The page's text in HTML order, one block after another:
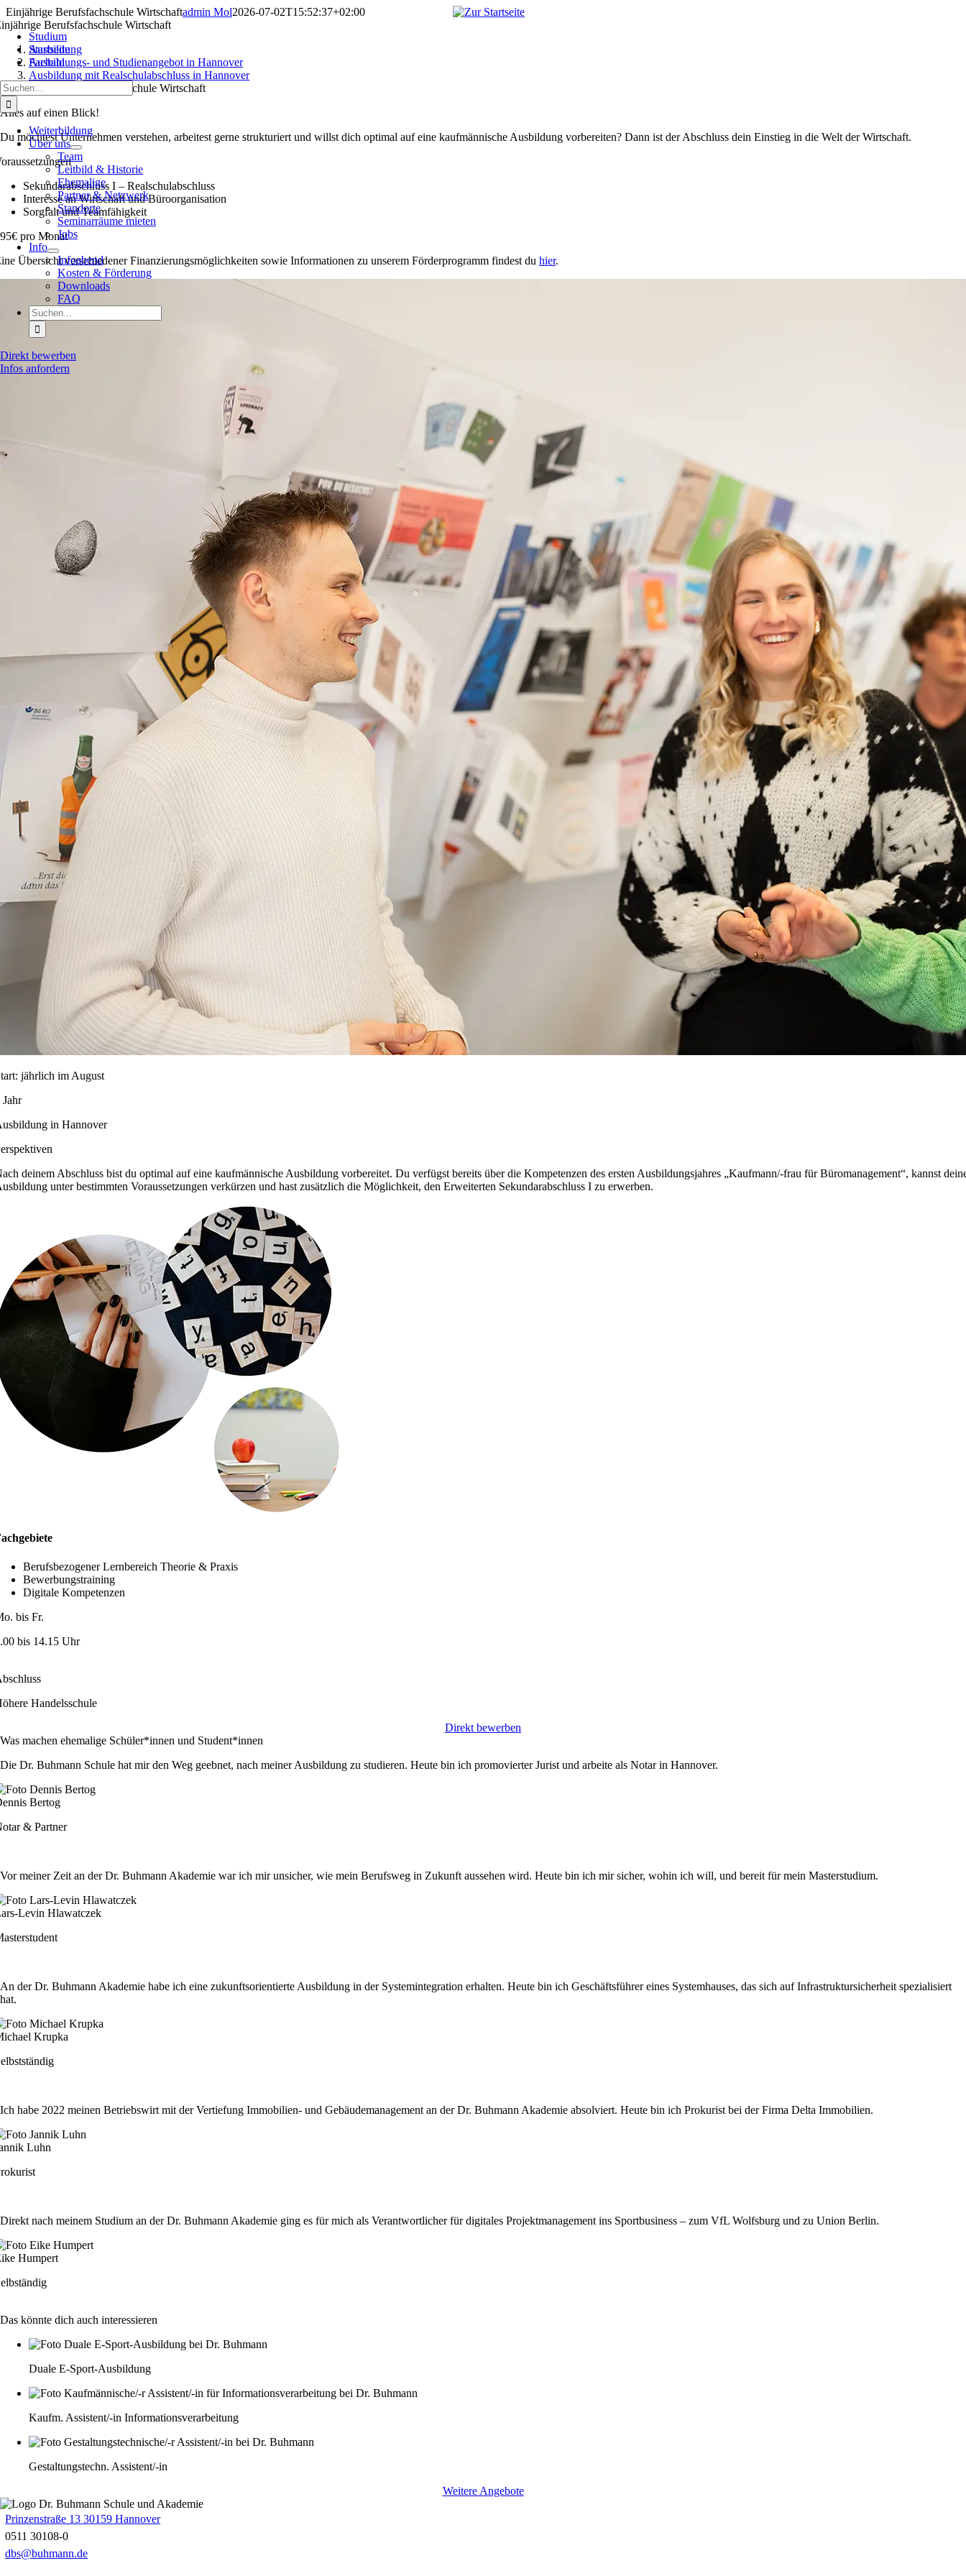
Zum
Inhalt
springenStudium
Ausbildung
Fachabi
Suche
nach:
Weiterbildung
Über uns
Team
Leitbild & Historie
Ehemalige
Partner & Netzwerk
Standorte
Seminarräume mieten
Jobs
Info
Infoabend
Kosten & Förderung
Downloads
FAQ
Suche
nach:
Direkt bewerben
Infos anfordern
Einjährige Berufsfachschule Wirtschaftadmin Mol2026-07-02T15:52:37+02:00
Berufsfachschule Wirtschaft
Startseite
Ausbildungs- und Studienangebot in Hannover
Ausbildung mit Realschulabschluss in Hannover
Einjährige Berufsfachschule Wirtschaft
Alles auf einen Blick!
Du möchtest Unternehmen verstehen, arbeitest gerne strukturiert und willst dich optimal auf eine kaufmännische Ausbildung vorbereiten? Dann ist der Abschluss dein Einstieg in die Welt der Wirtschaft.
Sekundarabschluss I – Realschulabschluss
Interesse an Wirtschaft und Büroorganisation
Sorgfalt und Teamfähigkeit
€ pro Monat
Übersicht verschiedener Finanzierungsmöglichkeiten sowie Informationen zu unserem Förderprogramm findest du hier.
jährlich im August
Jahr
in Hannover
deinem Abschluss bist du optimal auf eine kaufmännische Ausbildung vorbereitet. Du verfügst bereits über die Kompetenzen des ersten Ausbildungsjahres „Kaufmann/-frau für Büromanagement“, kannst
unter bestimmten Voraussetzungen verkürzen und hast zusätzlich die Möglichkeit, den Erweiterten Sekundarabschluss I zu erwerben.
Berufsbezo­gener Lernbereich Theorie & Praxis
Bewerbungs­training
Digitale Kompetenzen
bis Fr.
bis 14.15 Uhr
Handelsschule
Direkt bewerben
Was machen ehemalige Schüler*innen und Student*innen
Die Dr. Buhmann Schule hat mir den Weg geebnet, nach meiner Ausbildung zu studieren. Heute bin ich promovierter Jurist und arbeite als Notar in Hannover.
Bertog
& Partner
Vor meiner Zeit an der Dr. Buhmann Akademie war ich mir unsicher, wie mein Berufsweg in Zukunft aussehen wird. Heute bin ich mir sicher, wohin ich will, und bereit für mein Masterstudium.
Levin Hlawatczek
An der Dr. Buhmann Akademie habe ich eine zukunftsorientierte Ausbildung in der Systemintegration erhalten. Heute bin ich Geschäftsführer eines Systemhauses, das sich auf Infrastruktursicherheit spezialisiert
hat.
Krupka
Ich habe 2022 meinen Betriebswirt mit der Vertiefung Immobilien- und Gebäudemanagement an der Dr. Buhmann Akademie absolviert. Heute bin ich Prokurist bei der Firma Delta Immobilien.
Luhn
Direkt nach meinem Studium an der Dr. Buhmann Akademie ging es für mich als Verantwortlicher für digitales Projektmanagement ins Sportbusiness – zum VfL Wolfsburg und zu Union Berlin.
Humpert
Das könnte dich auch interessieren
Duale E-Sport-Ausbildung
Kaufm. Assistent/-in Informationsverarbeitung
Gestaltungstechn. Assistent/-in
Weitere Angebote
Prinzenstraße 13 30159 Hannover
0511 30108-0
dbs@buhmann.de